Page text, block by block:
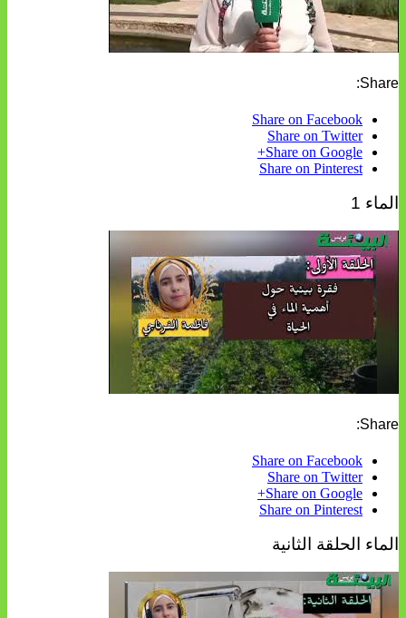
Share:
Share on Facebook
Share on Twitter
Share on Google+
Share on Pinterest
الماء 1
Share:
Share on Facebook
Share on Twitter
Share on Google+
Share on Pinterest
الماء الحلقة الثانية